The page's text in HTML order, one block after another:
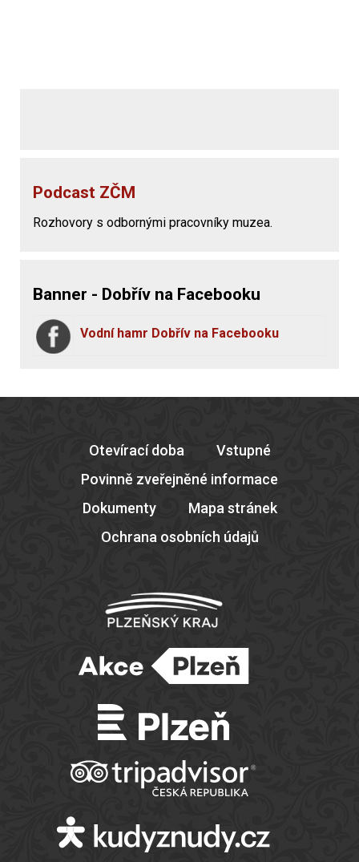
Podcast ZČM
Rozhovory s odbornými pracovníky muzea.
Banner - Dobřív na Facebooku
Vodní hamr Dobřív na Facebooku
Otevírací doba
Vstupné
Povinně zveřejněné informace
Dokumenty
Mapa stránek
Ochrana osobních údajů